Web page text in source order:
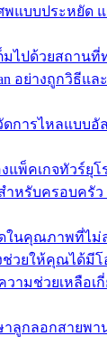
พแบบประหยัด
ต็มไปด้วยสถานที่
อย่างถูกวิธีแ
ดการไหลแบบอั
พ็คเกจทัวร์ยุโ
ำหรับครอบครั
ในคุณภาพที่ไม่
ช่วยให้คุณได้มี
ามช่วยเหลือเ
าลูกลอกสายพา